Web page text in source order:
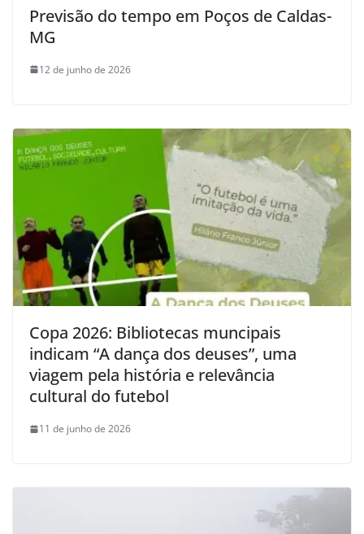
Previsão do tempo em Poços de Caldas-
MG
12 de junho de 2026
Copa 2026: Bibliotecas muncipais
indicam “A dança dos deuses”, uma
viagem pela história e relevância
cultural do futebol
11 de junho de 2026